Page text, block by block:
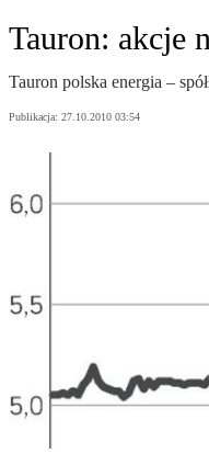
Tauron: akcje
Tauron polska energia –
Publikacja: 27.10.2010 03:54